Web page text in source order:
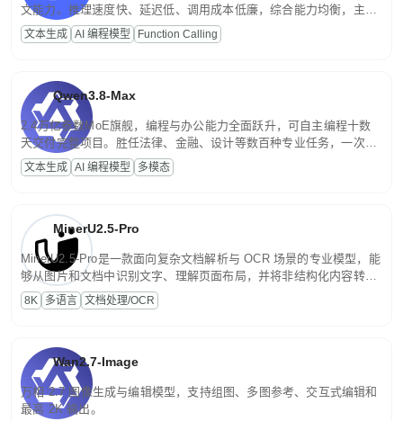
文能力。推理速度快、延迟低、调用成本低廉，综合能力均衡，主打
高并发、轻量化任务，适合日常对话、内容创作、基础 RAG、批量
文案处理等普惠刚需场景。
文本生成 AI 编程模型 Function Calling
Qwen3.8-Max
2.4万亿参数MoE旗舰，编程与办公能力全面跃升，可自主编程十数
天交付完整项目。胜任法律、金融、设计等数百种专业任务，一次对
话端到端交付生产级成果。原生视觉理解贯穿规划、执行与验证全流
程，支持超长文档与长视频的深度语义解析。长程任务中自主规划与
文本生成 AI 编程模型 多模态
MinerU2.5-Pro
MinerU2.5-Pro是一款面向复杂文档解析与 OCR 场景的专业模型，能
够从图片和文档中识别文字、理解页面布局，并将非结构化内容转换
为便于存储、检索和二次处理的结构化结果。
8K 多语言 文档处理/OCR
Wan2.7-Image
万相 2.7 图像生成与编辑模型，支持组图、多图参考、交互式编辑和
最高 2K 输出。